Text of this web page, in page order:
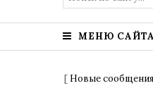
МЕНЮ САЙТА
[ Новые сообщения